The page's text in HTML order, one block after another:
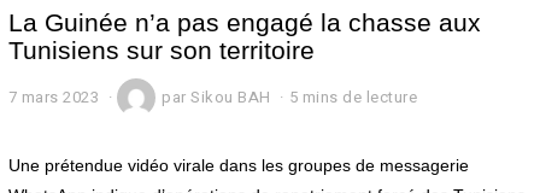
La Guinée n’a pas engagé la chasse aux
Tunisiens sur son territoire
7 mars 2023
r
parSikou BAH 5 mins de lecture
Une prétendue vidéo virale dans les groupes de messagerie